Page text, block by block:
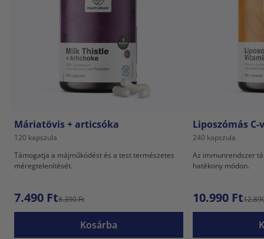
Máriatövis + articsóka
120 kapszula
Támogatja a májműködést és a test természetes
méregtelenítését.
7.490 Ft8.390 Ft
Kosárba
Liposzómás
240 kapszula
Az immunrendszer
hatékony módon.
10.990 Ft